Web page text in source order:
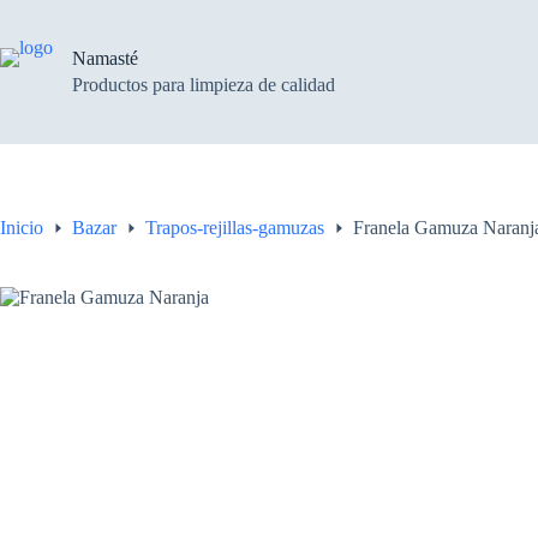
contenidoNamasté
Productos para limpieza de calidad
Inicio Bazar Trapos-rejillas-gamuzas Franela Gamuza